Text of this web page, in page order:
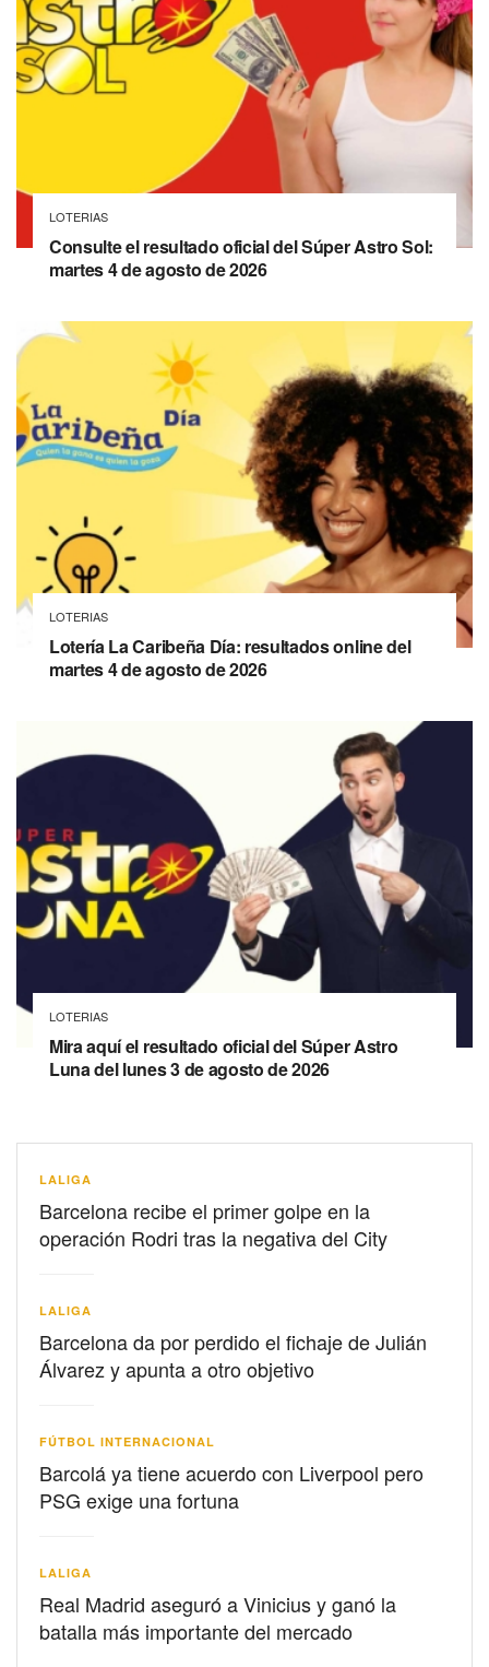
LOTERIAS
Consulte el resultado oficial del Súper Astro Sol:
martes 4 de agosto de 2026
LOTERIAS
Lotería La Caribeña Día: resultados online del
martes 4 de agosto de 2026
LOTERIAS
Mira aquí el resultado oficial del Súper Astro
Luna del lunes 3 de agosto de 2026
LALIGA
Barcelona recibe el primer golpe en la
operación Rodri tras la negativa del City
LALIGA
Barcelona da por perdido el fichaje de Julián
Álvarez y apunta a otro objetivo
FÚTBOL INTERNACIONAL
Barcolá ya tiene acuerdo con Liverpool pero
PSG exige una fortuna
LALIGA
Real Madrid aseguró a Vinicius y ganó la
batalla más importante del mercado